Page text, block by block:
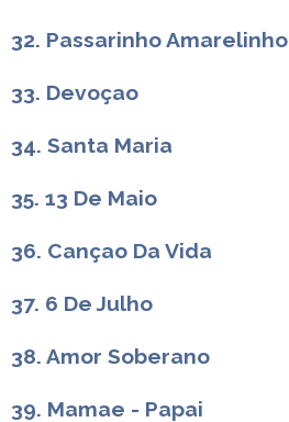
32. Passarinho Amarelinho
33. Devoçao
34. Santa Maria
35. 13 De Maio
36. Cançao Da Vida
37. 6 De Julho
38. Amor Soberano
39. Mamae - Papai